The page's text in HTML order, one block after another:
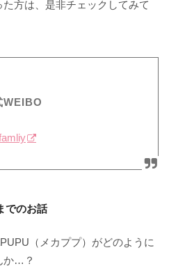
方は、是非チェックしてみて
WEIBO
でのお話
（メカププ）がどのように
か…？